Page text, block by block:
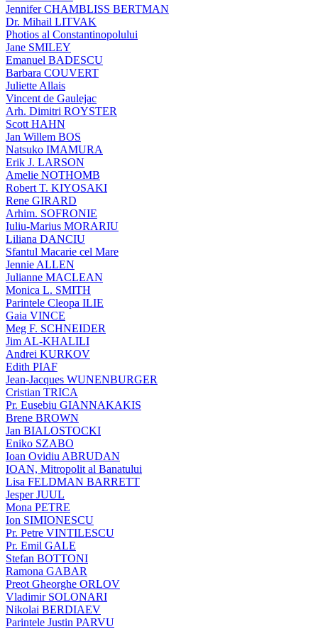
Jennifer CHAMBLISS BERTMAN
Dr. Mihail LITVAK
Photios al Constantinopolului
Jane SMILEY
Emanuel BADESCU
Barbara COUVERT
Juliette Allais
Vincent de Gaulejac
Arh. Dimitri ROYSTER
Scott HAHN
Jan Willem BOS
Natsuko IMAMURA
Erik J. LARSON
Amelie NOTHOMB
Robert T. KIYOSAKI
Rene GIRARD
Arhim. SOFRONIE
Iuliu-Marius MORARIU
Liliana DANCIU
Sfantul Macarie cel Mare
Jennie ALLEN
Julianne MACLEAN
Monica L. SMITH
Parintele Cleopa ILIE
Gaia VINCE
Meg F. SCHNEIDER
Jim AL-KHALILI
Andrei KURKOV
Edith PIAF
Jean-Jacques WUNENBURGER
Cristian TRICA
Pr. Eusebiu GIANNAKAKIS
Brene BROWN
Jan BIALOSTOCKI
Eniko SZABO
Ioan Ovidiu ABRUDAN
IOAN, Mitropolit al Banatului
Lisa FELDMAN BARRETT
Jesper JUUL
Mona PETRE
Ion SIMIONESCU
Pr. Petre VINTILESCU
Pr. Emil GALE
Stefan BOTTONI
Ramona GABAR
Preot Gheorghe ORLOV
Vladimir SOLONARI
Nikolai BERDIAEV
Parintele Justin PARVU